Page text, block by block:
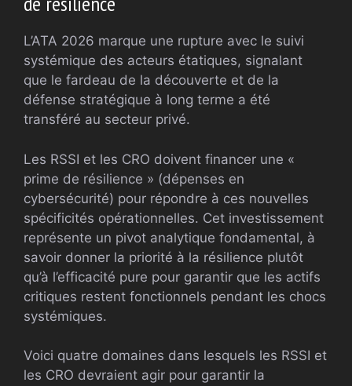
L’ATA 2026 marque une rupture avec le suivi
systémique des acteurs étatiques, signalant
que le fardeau de la découverte et de la
défense stratégique à long terme a été
transféré au secteur privé.
Les RSSI et les CRO doivent financer une «
prime de résilience » (dépenses en
cybersécurité) pour répondre à ces nouvelles
spécificités opérationnelles. Cet investissement
représente un pivot analytique fondamental, à
savoir donner la priorité à la résilience plutôt
qu’à l’efficacité pure pour garantir que les actifs
critiques restent fonctionnels pendant les chocs
systémiques.
Voici quatre domaines dans lesquels les RSSI et
les CRO devraient agir pour garantir la